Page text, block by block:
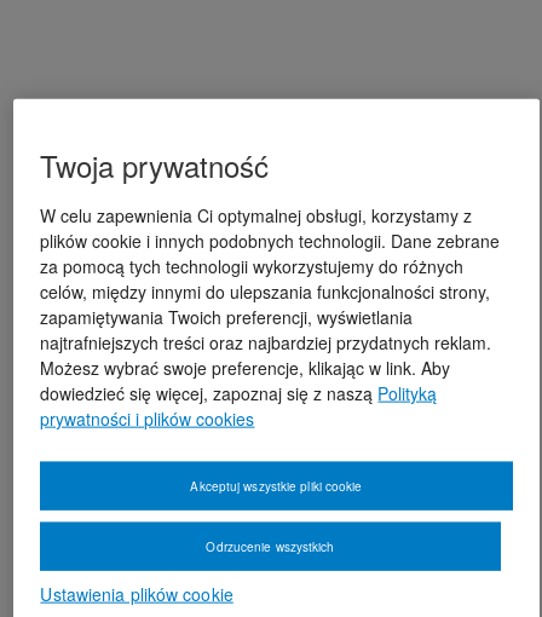
Twoja prywatność
W celu zapewnienia Ci optymalnej obsługi, korzystamy z
plików cookie i innych podobnych technologii. Dane zebrane
za pomocą tych technologii wykorzystujemy do różnych
celów, między innymi do ulepszania funkcjonalności strony,
zapamiętywania Twoich preferencji, wyświetlania
najtrafniejszych treści oraz najbardziej przydatnych reklam.
Możesz wybrać swoje preferencje, klikając w link. Aby
dowiedzieć się więcej, zapoznaj się z naszą Polityką
prywatności i plików cookies
Ustawienia plików cookie
Odrzucenie wszystkich
Akceptuj wszystkie pliki cookie